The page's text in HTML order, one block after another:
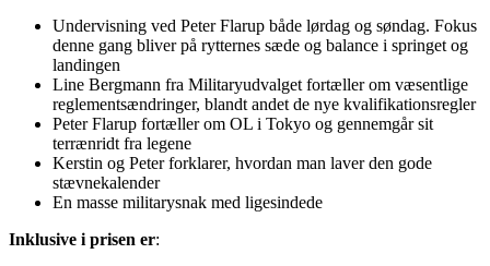
Undervisning ved Peter Flarup både lørdag og søndag. Fokus
denne gang bliver på rytternes sæde og balance i springet og
landingen
Line Bergmann fra Militaryudvalget fortæller om væsentlige
reglementsændringer, blandt andet de nye kvalifikationsregler
Peter Flarup fortæller om OL i Tokyo og gennemgår sit
terrænridt fra legene
Kerstin og Peter forklarer, hvordan man laver den gode
stævnekalender
En masse militarysnak med ligesindede
Inklusive i prisen er: